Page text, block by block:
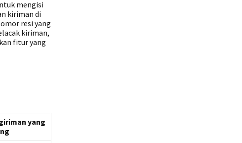
mengisi
kiriman di
resi yang
kiriman,
fitur yang
yang